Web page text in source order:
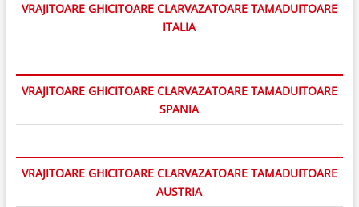
VRAJITOARE GHICITOARE CLARVAZATOARE TAMADUITOARE
ITALIA
VRAJITOARE GHICITOARE CLARVAZATOARE TAMADUITOARE
SPANIA
VRAJITOARE GHICITOARE CLARVAZATOARE TAMADUITOARE
AUSTRIA